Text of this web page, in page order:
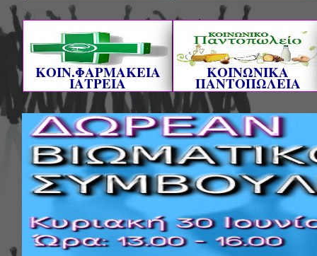
ΚΟΙΝ.ΦΑΡΜΑΚΕΙΑ
ΙΑΤΡΕΙΑ
ΚΟΙΝΩΝΙΚΑ
ΠΑΝΤΟΠΩΛΕΙΑ